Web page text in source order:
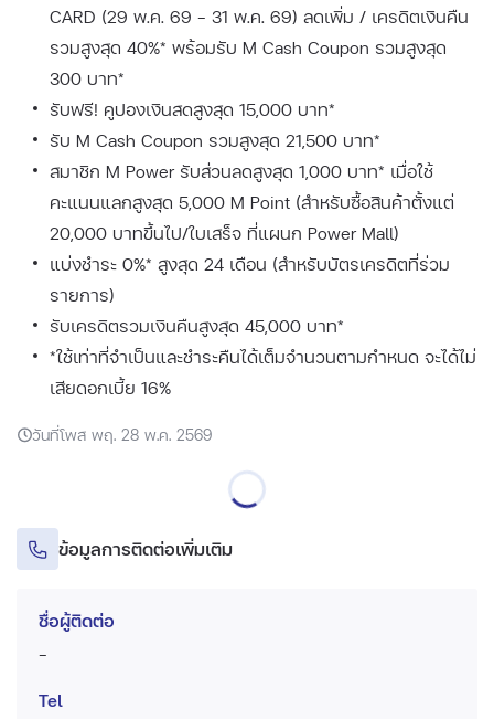
CARD (29 พ.ค. 69 - 31 พ.ค. 69) ลดเพิ่ม / เครดิตเงินคืน
รวมสูงสุด 40%* พร้อมรับ M Cash Coupon รวมสูงสุด
300 บาท*
รับฟรี! คูปองเงินสดสูงสุด 15,000 บาท*
รับ M Cash Coupon รวมสูงสุด 21,500 บาท*
สมาชิก M Power รับส่วนลดสูงสุด 1,000 บาท* เมื่อใช้
คะแนนแลกสูงสุด 5,000 M Point (สำหรับซื้อสินค้าตั้งแต่
20,000 บาทขึ้นไป/ใบเสร็จ ที่แผนก Power Mall)
แบ่งชำระ 0%* สูงสุด 24 เดือน (สำหรับบัตรเครดิตที่ร่วม
รายการ)
รับเครดิตรวมเงินคืนสูงสุด 45,000 บาท*
*ใช้เท่าที่จำเป็นและชำระคืนได้เต็มจำนวนตามกำหนด จะได้ไม่
เสียดอกเบี้ย 16%
วันที่โพส พฤ. 28 พ.ค. 2569
ข้อมูลการติดต่อเพิ่มเติม
ชื่อผู้ติดต่อ
-
Tel